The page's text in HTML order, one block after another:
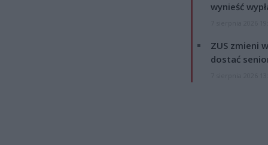
wynieść
ZUS zmieni
dostać